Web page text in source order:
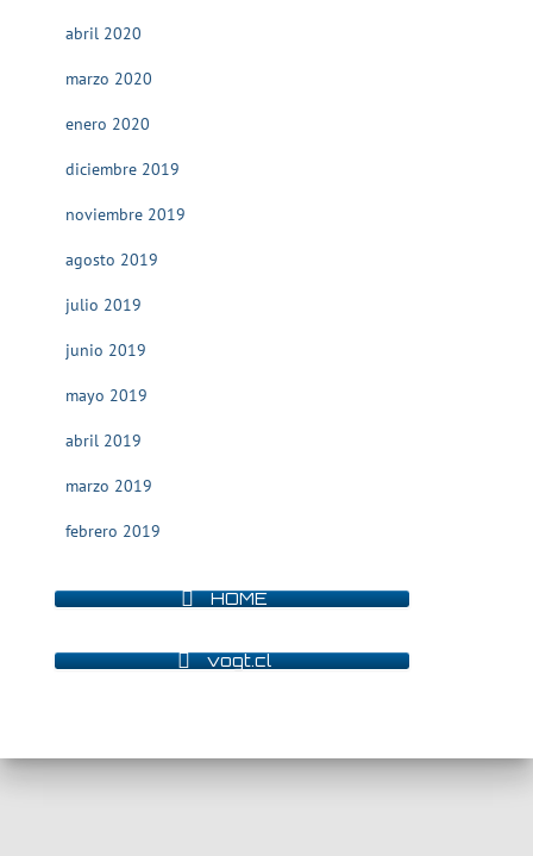
abril 2020
marzo 2020
enero 2020
diciembre 2019
noviembre 2019
agosto 2019
julio 2019
junio 2019
mayo 2019
abril 2019
marzo 2019
febrero 2019
HOME
vogt.cl